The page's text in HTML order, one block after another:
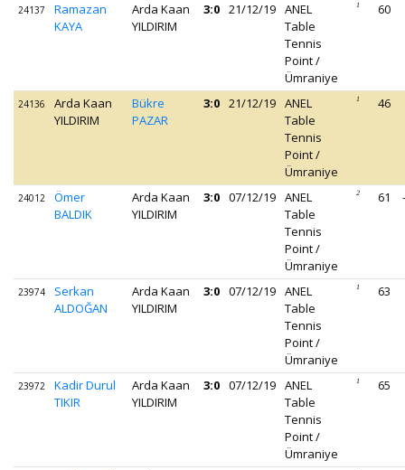
24137
Ramazan
KAYA
Arda Kaan
YILDIRIM
3:0 21/12/19 ANEL
Table
Tennis
Point /
Ümraniye
1 60
24136
Arda Kaan
YILDIRIM
Bükre
PAZAR
3:0 21/12/19 ANEL
Table
Tennis
Point /
Ümraniye
1 46
24012
Ömer
BALDIK
Arda Kaan
YILDIRIM
3:0 07/12/19 ANEL
Table
Tennis
Point /
Ümraniye
2 61
23974
Serkan
ALDOĞAN
Arda Kaan
YILDIRIM
3:0 07/12/19 ANEL
Table
Tennis
Point /
Ümraniye
1 63
23972
Kadir Durul
TIKIR
Arda Kaan
YILDIRIM
3:0 07/12/19 ANEL
Table
Tennis
Point /
Ümraniye
1 65